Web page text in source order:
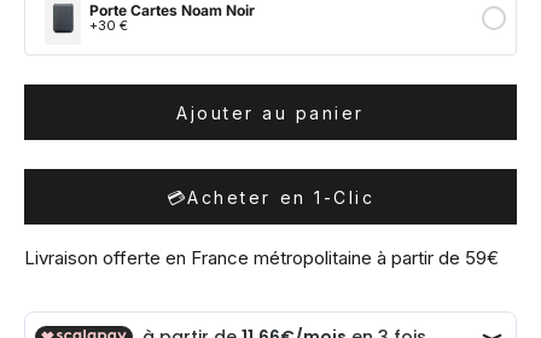
Porte Cartes Noam Noir
+30 €
Ajouter au panier
💳Acheter en 1-Clic
Livraison offerte en France métropolitaine à partir de 59€